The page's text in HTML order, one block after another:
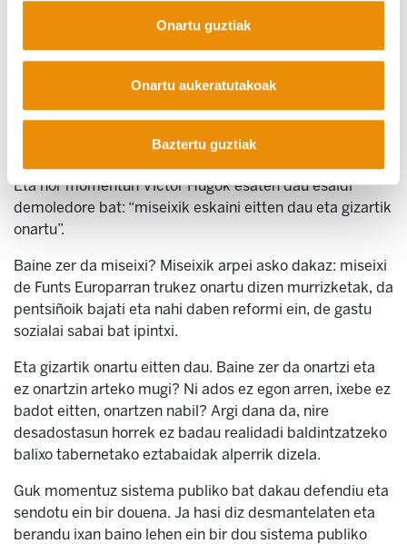
Onartu guztiak
Onartu aukeratutakoak
Baztertu guztiak
haginik baik baine pozik alabi ondo eualako. Eta ja
azkan-azkanin familixik ikusitxe ahal benela eurak nahi
ben beste diro eskatu ze Fantinek alabiatxik ordainddu
bat zanelako. Eta Fantinek saltzeko geatzen gakon
gauza bakarra saltzi pentza ban eta prostituziñoin sartu
zan.
Eta hor momentun Victor Hugok esaten dau esaldi
demoledore bat: “miseixik eskaini eitten dau eta gizartik
onartu”.
Baine zer da miseixi? Miseixik arpei asko dakaz: miseixi
de Funts Europarran trukez onartu dizen murrizketak, da
pentsiñoik bajati eta nahi daben reformi ein, de gastu
sozialai sabai bat ipintxi.
Eta gizartik onartu eitten dau. Baine zer da onartzi eta
ez onartzin arteko mugi? Ni ados ez egon arren, ixebe ez
badot eitten, onartzen nabil? Argi dana da, nire
desadostasun horrek ez badau realidadi baldintzatzeko
balixo tabernetako eztabaidak alperrik dizela.
Guk momentuz sistema publiko bat dakau defendiu eta
sendotu ein bir douena. Ja hasi diz desmantelaten eta
berandu ixan baino lehen ein bir dou sistema publiko